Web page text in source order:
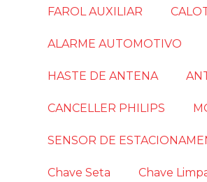
FAROL AUXILIAR
ALARME AUTOMOTIVO
HASTE DE ANTENA
CANCELLER PHILIPS
SENSOR DE
Chave Seta Chave